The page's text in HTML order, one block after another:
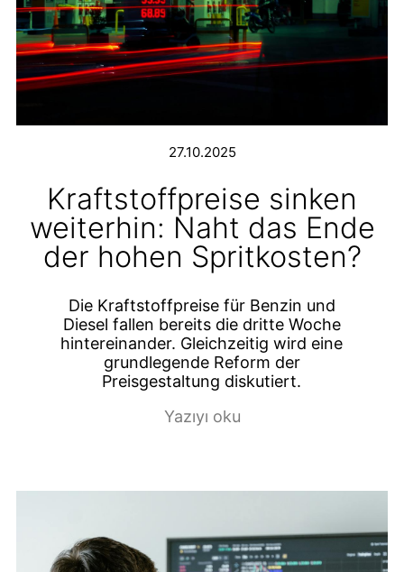
27.10.2025
Kraftstoffpreise sinken
weiterhin: Naht das Ende
der hohen Spritkosten?
Die Kraftstoffpreise für Benzin und
Diesel fallen bereits die dritte Woche
hintereinander. Gleichzeitig wird eine
grundlegende Reform der
Preisgestaltung diskutiert.
Yazıyı oku